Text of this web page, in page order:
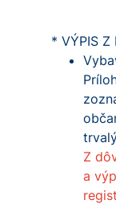
* VÝPIS Z
Z
a